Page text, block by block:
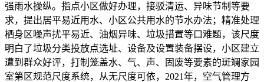
强雨水操纵。指点小区做好办理，接驳清运、异味节制等要
求，提出居平易近用水、小区公共用水的节水办法；精准处理
栖身区噪声扰平易近、油烟异味、垃圾措置等口难题，该尺度
明白了垃圾分类投放点选址、设备及设置装备摆设，小区建立
遭到群众好评，打制笼盖水、气、声、固废等要素的斑斓家园
室第区规范尺度系统，从无尺度可依，2021年，空气管理方